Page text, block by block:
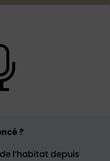
?
l’habitat depuis